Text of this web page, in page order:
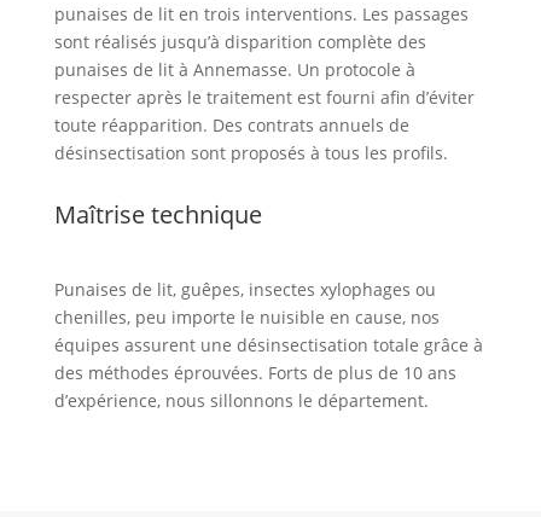
punaises de lit en trois interventions. Les passages
sont réalisés jusqu’à disparition complète des
punaises de lit à Annemasse. Un protocole à
respecter après le traitement est fourni afin d’éviter
toute réapparition. Des contrats annuels de
désinsectisation sont proposés à tous les profils.
Maîtrise technique
Punaises de lit, guêpes, insectes xylophages ou
chenilles, peu importe le nuisible en cause, nos
équipes assurent une désinsectisation totale grâce à
des méthodes éprouvées. Forts de plus de 10 ans
d’expérience, nous sillonnons le département.